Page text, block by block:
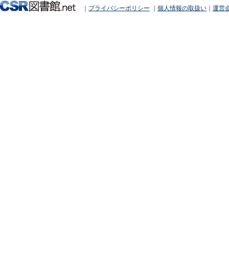
｜ プライバシーポリシー ｜ 個人情報の取扱い ｜ 運営